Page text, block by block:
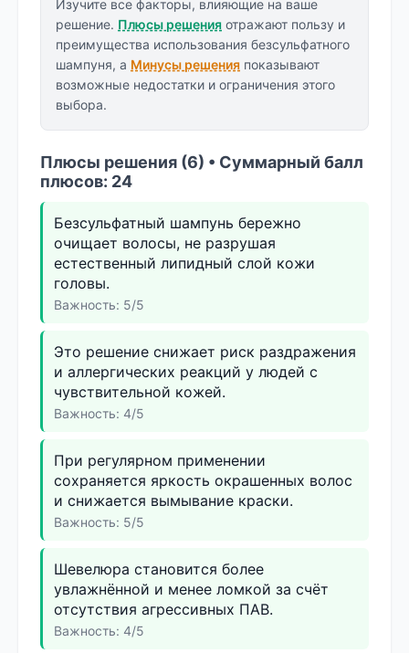
Изучите все факторы, влияющие на ваше
решение. Плюсы решения отражают пользу и
преимущества использования безсульфатного
шампуня, а Минусы решения показывают
возможные недостатки и ограничения этого
выбора.
Плюсы решения (6) • Суммарный балл
плюсов: 24
Безсульфатный шампунь бережно
очищает волосы, не разрушая
естественный липидный слой кожи
головы.
Важность: 5/5
Это решение снижает риск раздражения
и аллергических реакций у людей с
чувствительной кожей.
Важность: 4/5
При регулярном применении
сохраняется яркость окрашенных волос
и снижается вымывание краски.
Важность: 5/5
Шевелюра становится более
увлажнённой и менее ломкой за счёт
отсутствия агрессивных ПАВ.
Важность: 4/5